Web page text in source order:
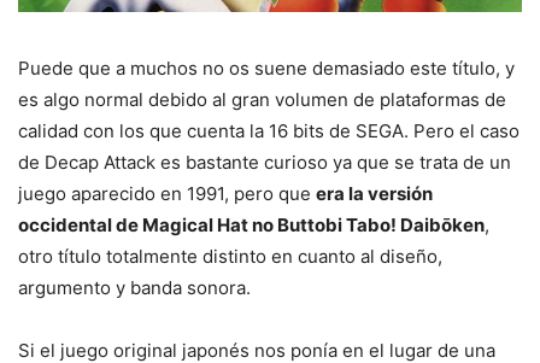
Puede que a muchos no os suene demasiado este título, y
es algo normal debido al gran volumen de plataformas de
calidad con los que cuenta la 16 bits de SEGA. Pero el caso
de Decap Attack es bastante curioso ya que se trata de un
juego aparecido en 1991, pero que era la versión
occidental de Magical Hat no Buttobi Tabo! Daibōken,
otro título totalmente distinto en cuanto al diseño,
argumento y banda sonora.
Si el juego original japonés nos ponía en el lugar de una